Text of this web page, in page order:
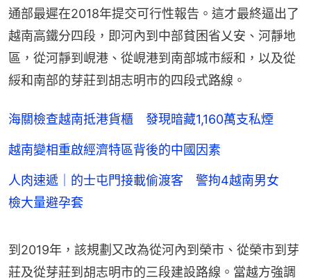
通部最遲在2018年提交可行性報告。這才最終逼出了
越南高鐵分四段，即河內到中部貧困省乂安、河靜地
區，從河靜到峴港、從峴港到南部城市綏和，以及從
綏和南部的芽莊到胡志明市的四段式路線。
海關檢查越南抵港貨櫃 發現暗藏1,160萬支私煙
越南變相重啟經濟特區背後的中國因素
人肉速遞｜的士屯門接載偷渡客 警拘4越南男女
檢大量避孕套
到2019年，該規劃又改為從河內到榮市、從榮市到芽
莊及從芽莊到胡志明市的三段建設路線。當越方強調